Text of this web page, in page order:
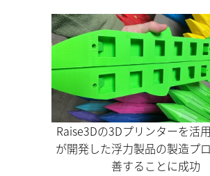
Raise3Dの3Dプリンターを活
が開発した浮力製品の製造プ
善することに成功